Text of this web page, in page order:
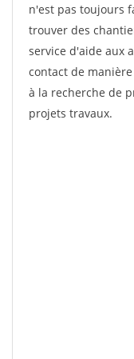
n'est pas toujours
trouver des
service d'aide aux
contact de
à la recherche de
projets travaux.